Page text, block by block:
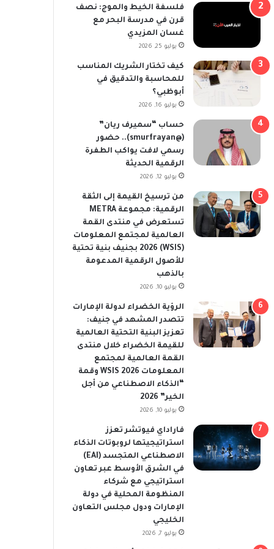
فلسفة الخيط والموج: نصف
قرن في مدرسة البحر مع
غسان المزيدي
يوليو 25, 2026
كيف تختار الشريك المناسب
للمحاسبة والتدقيق في
أبوظبي؟
يوليو 16, 2026
حساب “سميرف ريان”
(@smurfrayan).. حضور
رسمي لافت يواكب الطفرة
الرقمية الحديثة
يوليو 12, 2026
من ترسيخ القيمة إلى الثقة
الرقمية: مجموعة METRA
تستعرض في منتدى القمة
العالمية لمجتمع المعلومات
(WSIS) 2026 بجنيف بنية تحتية
للأصول الرقمية المدعومة
بالذهب
يوليو 10, 2026
الرؤية الخضراء لدولة الإمارات
تتصدر المشهد في جنيف:
تعزيز البنية التحتية العالمية
للقيمة الخضراء خلال منتدى
القمة العالمية لمجتمع
المعلومات WSIS 2026 وقمة
“الذكاء الاصطناعي من أجل
الخير” 2026
يوليو 10, 2026
فاراداي فيوتشر تعزز
استراتيجيتها لروبوتات الذكاء
الاصطناعي المتجسد (EAI)
في الشرق الأوسط عبر تعاون
استراتيجي مع شركاء
المنظومة المحلية في دولة
الإمارات ودول مجلس التعاون
الخليجي
يوليو 7, 2026